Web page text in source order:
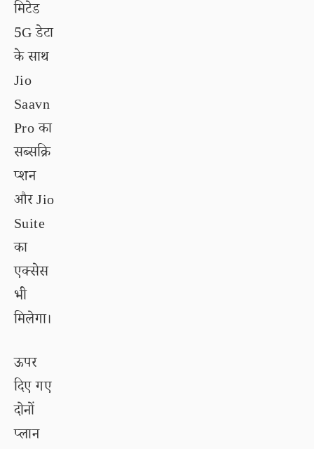
मिटेड
5G डेटा
के साथ
Jio
Saavn
Pro का
सब्सक्रि
प्शन
और Jio
Suite
का
एक्सेस
भी
मिलेगा।
ऊपर
दिए गए
दोनों
प्लान